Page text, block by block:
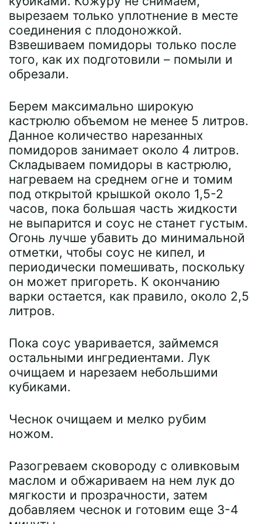
вырезаем только уплотнение в месте
соединения с плодоножкой.
Взвешиваем помидоры только после
того, как их подготовили – помыли и
обрезали.
Берем максимально широкую
кастрюлю объемом не менее 5 литров.
Данное количество нарезанных
помидоров занимает около 4 литров.
Складываем помидоры в кастрюлю,
нагреваем на среднем огне и томим
под открытой крышкой около 1,5-2
часов, пока большая часть жидкости
не выпарится и соус не станет густым.
Огонь лучше убавить до минимальной
отметки, чтобы соус не кипел, и
периодически помешивать, поскольку
он может пригореть. К окончанию
варки остается, как правило, около 2,5
литров.
Пока соус уваривается, займемся
остальными ингредиентами. Лук
очищаем и нарезаем небольшими
кубиками.
Чеснок очищаем и мелко рубим
ножом.
Разогреваем сковороду с оливковым
маслом и обжариваем на нем лук до
мягкости и прозрачности, затем
добавляем чеснок и готовим еще 3-4